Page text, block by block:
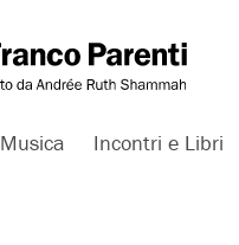
Musica Incontri e Libri